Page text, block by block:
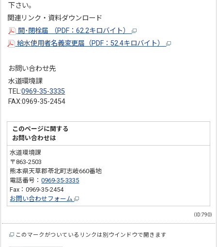
下さい。
関連リンク・資料ダウンロード
開･閉栓届 （PDF：62.2キロバイト）
給水使用者名義変更届（PDF：52.4キロバイト）
お問い合わせ先
水道環境課
TEL:0969-35-3335
FAX:0969-35-2454
このページに関する
お問い合わせは
水道環境課
〒863-2503
熊本県天草郡苓北町志岐660番地
電話番号：0969-35-3335
Fax：0969-35-2454
お問い合わせフォーム
（ID:790）
このマークがついているリンクは別ウインドウで開きます